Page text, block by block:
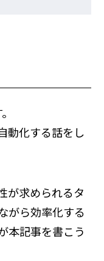
動化する話をし
が求められるタ
がら効率化する
本記事を書こう